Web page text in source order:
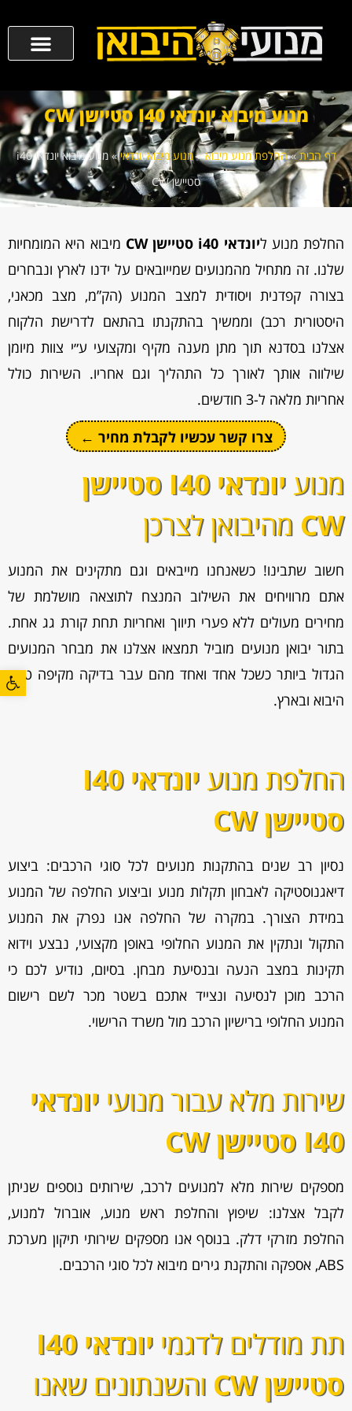
פתח
מנוע מיבוא יונדאי I40 סטיישן CW
דף הבית»החלפת מנוע מיבוא»מנוע מיבוא יונדאי»
מנוע מיבוא יונדאי i40
סטיישן CW
החלפת מנוע ליונדאי i40 סטיישן CW
מיבוא היא המומחיות
שלנו. זה מתחיל מהמנועים שמייובאים על ידנו לארץ ונבחרים
בצורה קפדנית ויסודית למצב המנוע (הק”מ, מצב מכאני,
היסטורית רכב) וממשיך בהתקנתו בהתאם לדרישת הלקוח
אצלנו בסדנא תוך מתן מענה מקיף ומקצועי ע״י צוות מיומן
שילווה אותך לאורך כל התהליך וגם אחריו. השירות כולל
אחריות מלאה ל-3 חודשים.
צרו קשר עכשיו לקבלת מחיר ←
מנוע
יונדאי I40 סטיישן
CW מהיבואן לצרכן
חשוב שתבינו! כשאנחנו מייבאים וגם מתקינים את המנוע
אתם מרוויחים את השילוב המנצח לתוצאה מושלמת של
מחירים מעולים ללא פערי תיווך ואחריות תחת קורת גג אחת.
בתור יבואן מנועים מוביל תמצאו אצלנו את מבחר המנועים
הגדול ביותר כשכל אחד ואחד מהם עבר בדיקה מקיפה טרם
היבוא ובארץ.
החלפת מנוע
יונדאי I40
סטיישן CW
נסיון רב שנים בהתקנות מנועים לכל סוגי הרכבים: ביצוע
דיאגנוסטיקה לאבחון תקלות מנוע וביצוע החלפה של המנוע
במידת הצורך. במקרה של החלפה אנו נפרק את המנוע
התקול ונתקין את המנוע החלופי באופן מקצועי, נבצע וידוא
תקינות במצב הנעה ובנסיעת מבחן. בסיום, נודיע לכם כי
הרכב מוכן לנסיעה ונצייד אתכם בשטר מכר לשם רישום
המנוע החלופי ברישיון הרכב מול משרד הרישוי.
שירות מלא עבור מנועי יונדאי
I40 סטיישן CW
מספקים שירות מלא למנועים לרכב, שירותים נוספים שניתן
לקבל אצלנו: שיפוץ והחלפת ראש מנוע, אוברול למנוע,
החלפת מזרקי דלק. בנוסף אנו מספקים שירותי תיקון מערכת
ABS, אספקה והתקנת גירים מיבוא לכל סוגי הרכבים.
תת מודלים לדגמי
יונדאי I40
סטיישן CW
והשנתונים שאנו